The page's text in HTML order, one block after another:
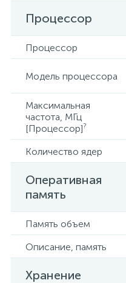
Процессор
Процессор
Модель процессора
Максимальная
частота, МГц
[Процессор]?
Количество ядер
Оперативная
память
Память объем
Описание, память
Хранение